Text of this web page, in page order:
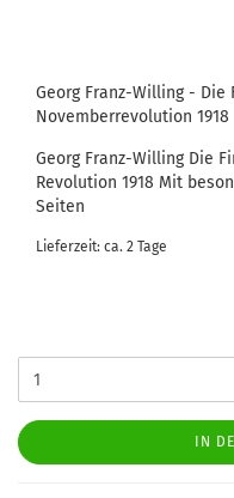
Georg Franz-Willing - Die
Novemberrevolution 1918
Georg Franz-Willing Die
Revolution 1918 Mit
Seiten
Lieferzeit: ca. 2 Tage
IN